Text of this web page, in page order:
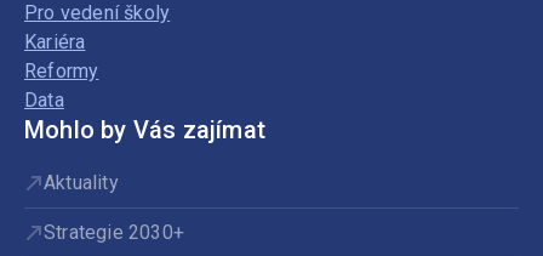
Pro vedení školy
Kariéra
Reformy
Data
Mohlo by Vás zajímat
Aktuality
Strategie 2030+